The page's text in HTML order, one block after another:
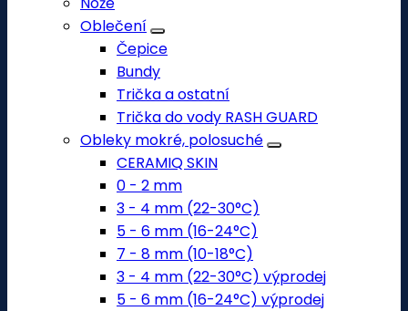
Oblečení
Čepice
Bundy
Trička a ostatní
Trička do vody RASH GUARD
Obleky mokré, polosuché
CERAMIQ SKIN
0 - 2 mm
3 - 4 mm (22-30°C)
5 - 6 mm (16-24°C)
7 - 8 mm (10-18°C)
3 - 4 mm (22-30°C) výprodej
5 - 6 mm (16-24°C) výprodej